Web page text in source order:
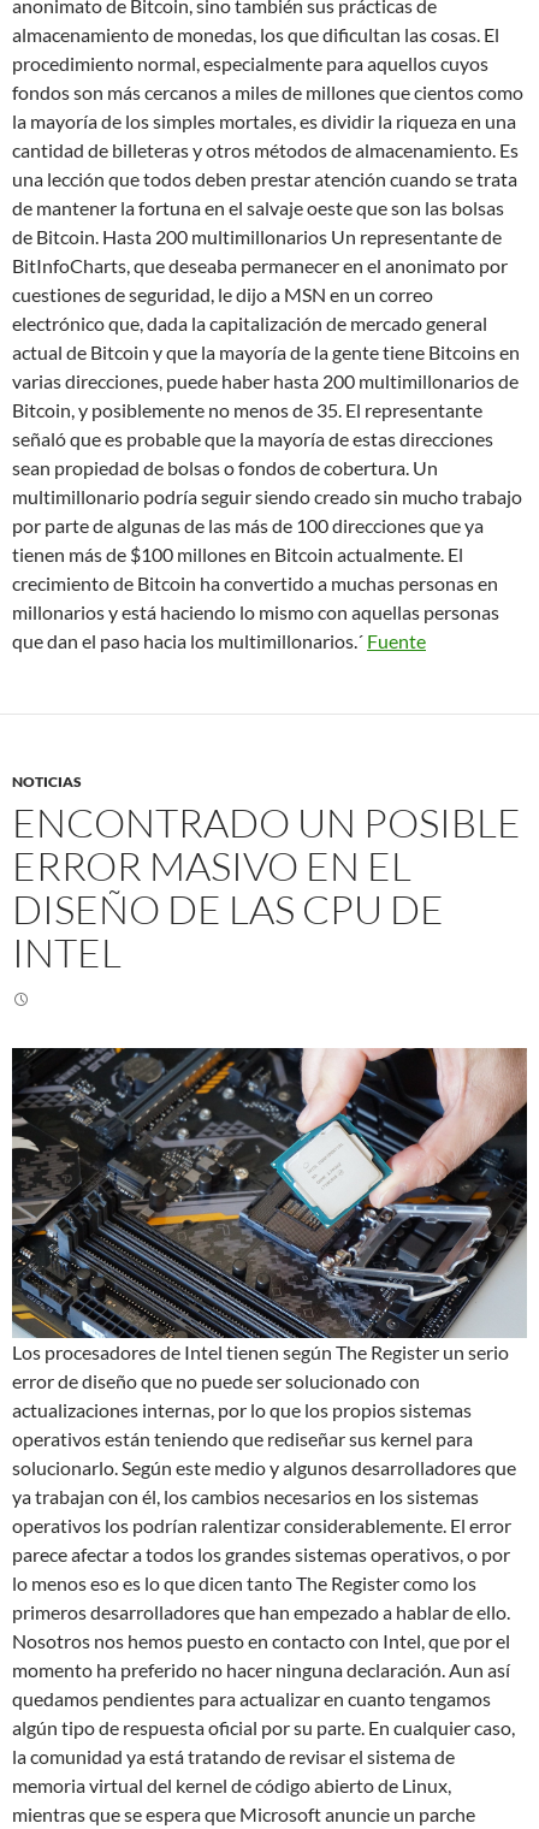
anonimato de Bitcoin, sino también sus prácticas de
almacenamiento de monedas, los que dificultan las cosas. El
procedimiento normal, especialmente para aquellos cuyos
fondos son más cercanos a miles de millones que cientos como
la mayoría de los simples mortales, es dividir la riqueza en una
cantidad de billeteras y otros métodos de almacenamiento. Es
una lección que todos deben prestar atención cuando se trata
de mantener la fortuna en el salvaje oeste que son las bolsas
de Bitcoin. Hasta 200 multimillonarios Un representante de
BitInfoCharts, que deseaba permanecer en el anonimato por
cuestiones de seguridad, le dijo a MSN en un correo
electrónico que, dada la capitalización de mercado general
actual de Bitcoin y que la mayoría de la gente tiene Bitcoins en
varias direcciones, puede haber hasta 200 multimillonarios de
Bitcoin, y posiblemente no menos de 35. El representante
señaló que es probable que la mayoría de estas direcciones
sean propiedad de bolsas o fondos de cobertura. Un
multimillonario podría seguir siendo creado sin mucho trabajo
por parte de algunas de las más de 100 direcciones que ya
tienen más de $100 millones en Bitcoin actualmente. El
crecimiento de Bitcoin ha convertido a muchas personas en
millonarios y está haciendo lo mismo con aquellas personas
que dan el paso hacia los multimillonarios.´ Fuente
NOTICIAS
ENCONTRADO UN POSIBLE
ERROR MASIVO EN EL
DISEÑO DE LAS CPU DE
INTEL
Los procesadores de Intel tienen según The Register un serio
error de diseño que no puede ser solucionado con
actualizaciones internas, por lo que los propios sistemas
operativos están teniendo que rediseñar sus kernel para
solucionarlo. Según este medio y algunos desarrolladores que
ya trabajan con él, los cambios necesarios en los sistemas
operativos los podrían ralentizar considerablemente. El error
parece afectar a todos los grandes sistemas operativos, o por
lo menos eso es lo que dicen tanto The Register como los
primeros desarrolladores que han empezado a hablar de ello.
Nosotros nos hemos puesto en contacto con Intel, que por el
momento ha preferido no hacer ninguna declaración. Aun así
quedamos pendientes para actualizar en cuanto tengamos
algún tipo de respuesta oficial por su parte. En cualquier caso,
la comunidad ya está tratando de revisar el sistema de
memoria virtual del kernel de código abierto de Linux,
mientras que se espera que Microsoft anuncie un parche